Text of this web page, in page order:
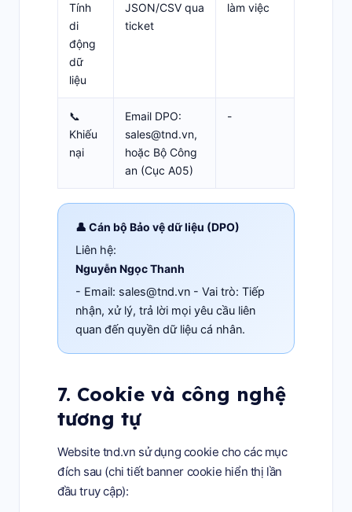
Tính
di
động
dữ
liệu
JSON/CSV qua
ticket
làm việc
📞
Khiếu
nại
Email DPO:
sales@tnd.vn,
hoặc Bộ Công
an (Cục A05)
-
👤 Cán bộ Bảo vệ dữ liệu (DPO)
Liên hệ:
Nguyễn Ngọc Thanh
- Email: sales@tnd.vn - Vai trò: Tiếp
nhận, xử lý, trả lời mọi yêu cầu liên
quan đến quyền dữ liệu cá nhân.
7. Cookie và công nghệ
tương tự
Website tnd.vn sử dụng cookie cho các mục
đích sau (chi tiết banner cookie hiển thị lần
đầu truy cập):